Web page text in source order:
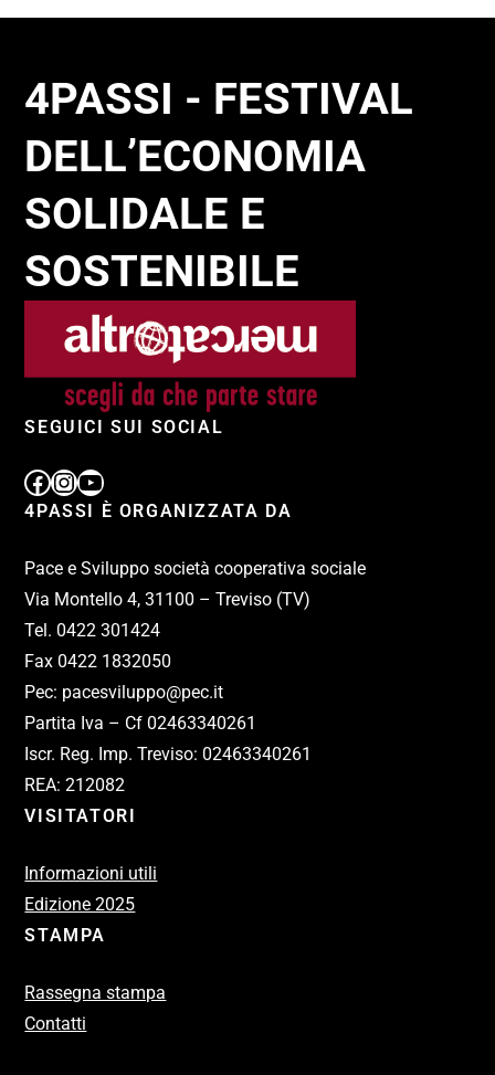
4PASSI - FESTIVAL
DELL’ECONOMIA
SOLIDALE E
SOSTENIBILE
SEGUICI SUI SOCIAL
4PASSI È ORGANIZZATA DA
Pace e Sviluppo società cooperativa sociale
Via Montello 4, 31100 – Treviso (TV)
Tel. 0422 301424
Fax 0422 1832050
Pec: pacesviluppo@pec.it
Partita Iva – Cf 02463340261
Iscr. Reg. Imp. Treviso: 02463340261
REA: 212082
VISITATORI
Informazioni utili
Edizione 2025
STAMPA
Rassegna stampa
Contatti